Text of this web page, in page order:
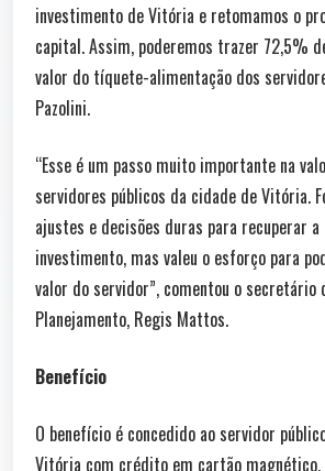
investimento de Vitória e retomamos o
capital. Assim, poderemos trazer 72,5%
valor do tíquete-alimentação dos
Pazolini.
“Esse é um passo muito importante na
servidores públicos da cidade de Vitória.
ajustes e decisões duras para recuperar a
investimento, mas valeu o esforço para
valor do servidor”, comentou o secretário
Planejamento, Regis Mattos.
Benefício
O benefício é concedido ao servidor
Vitória com crédito em cartão